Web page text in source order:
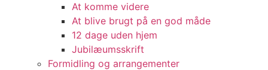
At komme videre
At blive brugt på en god måde
12 dage uden hjem
Jubilæumsskrift
Formidling og arrangementer